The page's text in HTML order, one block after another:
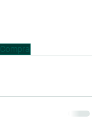
Compra